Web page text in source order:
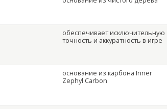
обеспечивает исключительную
точность и аккуратность в игре
основание из карбона Inner
Zephyl Carbon